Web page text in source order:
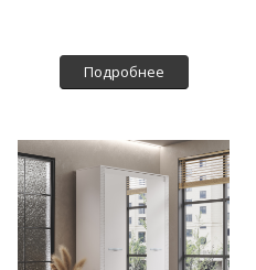
Подробнее